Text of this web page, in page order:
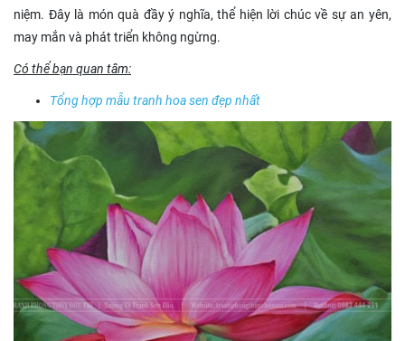
niệm. Đây là món quà đầy ý nghĩa, thể hiện lời chúc về sự an yên,
may mắn và phát triển không ngừng.
Có thể bạn quan tâm:
Tổng hợp mẫu tranh hoa sen đẹp nhất